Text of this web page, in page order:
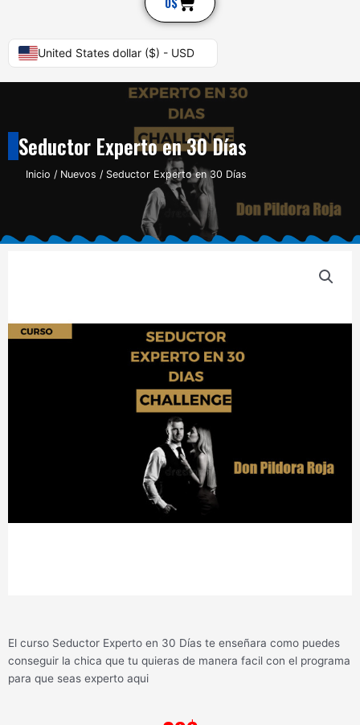
United States dollar ($) - USD
Seductor Experto en 30 Días
Inicio / Nuevos / Seductor Experto en 30 Días
El curso Seductor Experto en 30 Días te enseñara como puedes
conseguir la chica que tu quieras de manera facil con el programa
para que seas experto aqui